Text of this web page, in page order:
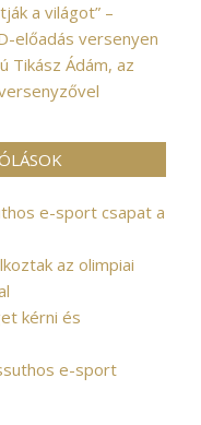
a világot” –
előadás versenyen
Tikász Ádám, az
e-sport csapat a
az olimpiai
kérni és
e-sport